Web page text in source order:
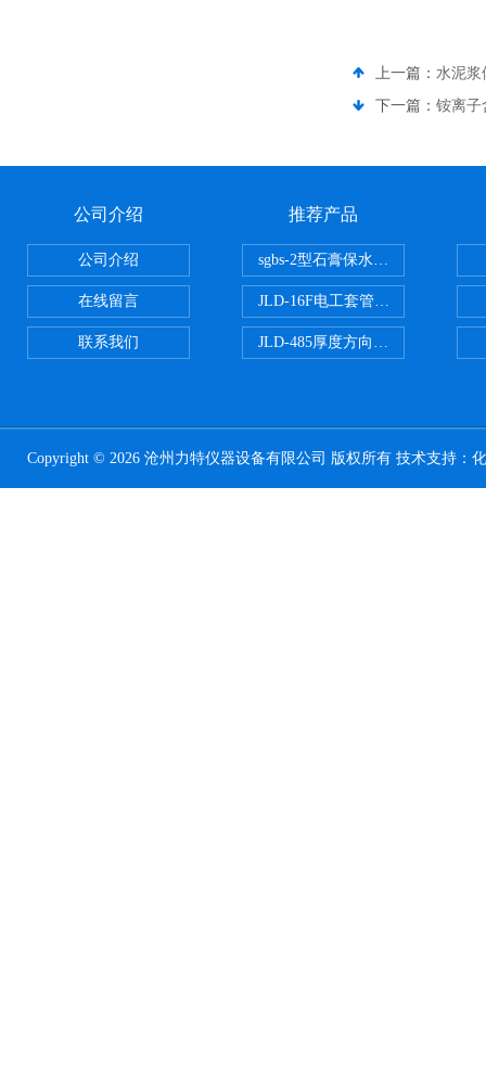
上一篇： 水泥浆
下一篇： 铵离子
公司介绍
公司介绍
在线留言
联系我们
推荐产品
sgbs-2型石膏保水率测定仪粉刷
JLD-16F电工套管恒温水浴管材
JLD-485厚度方向性钢板拉伸试验
Copyright © 2026 沧州力特仪器设备有限公司 版权所有 技术支持：